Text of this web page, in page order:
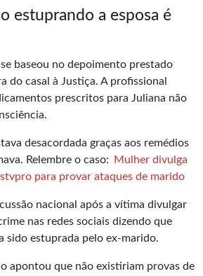
estuprando a esposa é
baseou no depoimento prestado
do casal à Justiça. A profissional
prescritos para Juliana não
desacordada graças aos remédios
Relembre o caso:
Mulher divulga
para provar ataques de marido
nacional após a vítima divulgar
nas redes sociais dizendo que
sido estuprada pelo ex-marido.
apontou que não existiriam provas de